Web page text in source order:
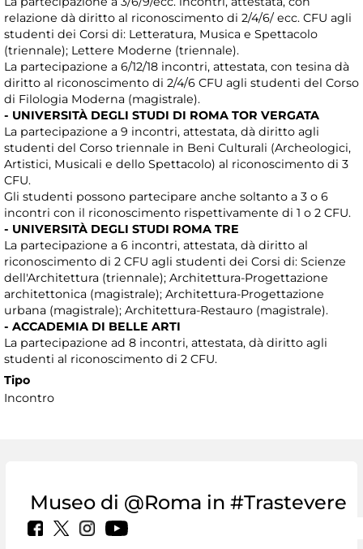
relazione dà diritto al riconoscimento di 2/4/6/ ecc. CFU agli
studenti dei Corsi di: Letteratura, Musica e Spettacolo
(triennale); Lettere Moderne (triennale).
La partecipazione a 6/12/18 incontri, attestata, con tesina dà
diritto al riconoscimento di 2/4/6 CFU agli studenti del Corso
di Filologia Moderna (magistrale).
- UNIVERSITÀ DEGLI STUDI DI ROMA TOR VERGATA
La partecipazione a 9 incontri, attestata, dà diritto agli
studenti del Corso triennale in Beni Culturali (Archeologici,
Artistici, Musicali e dello Spettacolo) al riconoscimento di 3
CFU.
Gli studenti possono partecipare anche soltanto a 3 o 6
incontri con il riconoscimento rispettivamente di 1 o 2 CFU.
- UNIVERSITÀ DEGLI STUDI ROMA TRE
La partecipazione a 6 incontri, attestata, dà diritto al
riconoscimento di 2 CFU agli studenti dei Corsi di: Scienze
dell'Architettura (triennale); Architettura-Progettazione
architettonica (magistrale); Architettura-Progettazione
urbana (magistrale); Architettura-Restauro (magistrale).
- ACCADEMIA DI BELLE ARTI
La partecipazione ad 8 incontri, attestata, dà diritto agli
studenti al riconoscimento di 2 CFU.
Tipo
Incontro
Museo di @Roma in #Trastevere